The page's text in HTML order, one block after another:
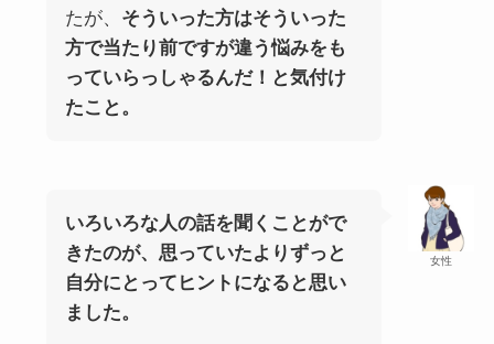
たが、 そういった方はそういった
方で当たり前ですが違う悩みをも
っていらっしゃるんだ！と気付け
たこと。
女性
いろいろな人の話を聞くことがで
きたのが、思っていたよりずっと
自分にとってヒントになると思い
ました。